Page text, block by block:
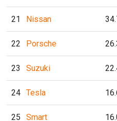
21 Nissan
22 Porsche
23 Suzuki
24 Tesla
25 Smart